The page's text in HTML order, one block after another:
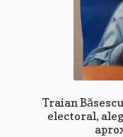
Traian
electoral,